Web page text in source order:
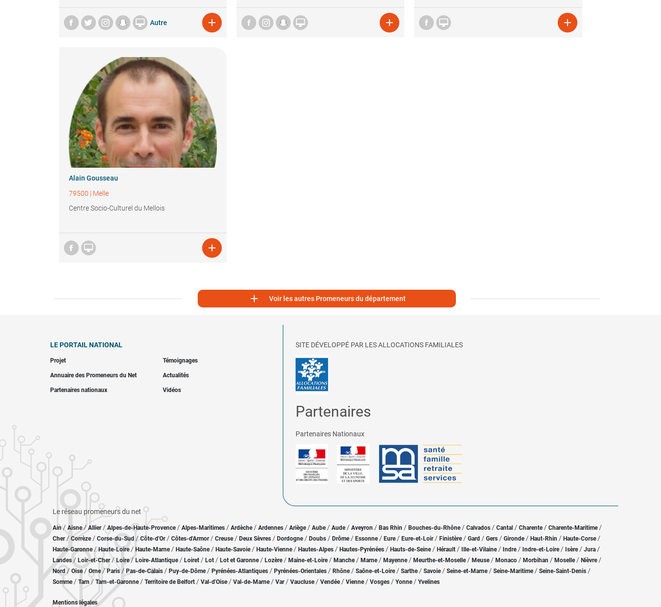
 Autre     
Alain Gousseau
79500 | Melle
Centre Socio-Culturel du Mellois
 
 Voir les autres Promeneurs du département
LE PORTAIL NATIONAL
Projet Témoignages
Annuaire des Promeneurs du Net Actualités
Partenaires nationaux Vidéos
SITE DÉVELOPPÉ PAR LES ALLOCATIONS FAMILIALES
Partenaires
Partenaires Nationaux
Le réseau promeneurs du net
Ain/ Aisne/Allier/ Alpes-de-Haute-Provence / Alpes-Maritimes / Ardèche/ Ardennes / Ariège/ Aube/ Aude / Aveyron / Bas Rhin / Bouches-du-Rhône/ Calvados / Cantal / Charente / Charente-Maritime/
Cher / Corrèze/ Corse-du-Sud /Côte-d'Or / Côtes-d'Armor/ Creuse/ Deux Sèvres / Dordogne/ Doubs / Drôme/ Essonne / Eure/ Eure-et-Loir / Finistère/ Gard / Gers / Gironde/ Haut-Rhin / Haute-Corse/
Haute-Garonne/Haute-Loire/ Haute-Marne/ Haute-Saône/ Haute-Savoie/ Haute-Vienne/ Hautes-Alpes / Hautes-Pyrénées / Hauts-de-Seine/ Hérault / Ille-et-Vilaine/ Indre/ Indre-et-Loire/ Isère/ Jura /
Landes / Loir-et-Cher/ Loire/ Loire-Atlantique/ Loiret / Lot / Lot et Garonne/ Lozère / Maine-et-Loire/ Manche/ Marne/ Mayenne/ Meurthe-et-Moselle/ Meuse/ Monaco / Morbihan / Moselle/ Nièvre /
Nord / Oise / Orne/Paris / Pas-de-Calais / Puy-de-Dôme/ Pyrénées-Atlantiques / Pyrénées-Orientales / Rhône/ Saône-et-Loire/ Sarthe/ Savoie/ Seine-et-Marne/ Seine-Maritime/ Seine-Saint-Denis /
Somme/ Tarn / Tarn-et-Garonne/ Territoire de Belfort / Val-d'Oise/ Val-de-Marne/ Var/ Vaucluse/ Vendée/ Vienne/ Vosges / Yonne/ Yvelines
Mentions légales